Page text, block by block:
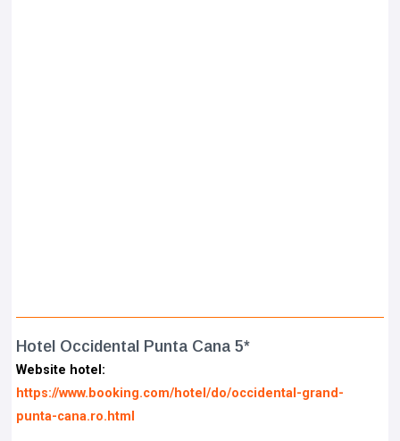
Hotel Occidental Punta Cana 5*
Website hotel:
https://www.booking.com/hotel/do/occidental-grand-
punta-cana.ro.html